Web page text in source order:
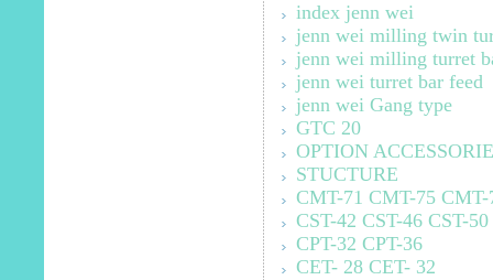
index jenn wei
jenn wei milling twin
jenn wei milling turret
jenn wei turret bar feed
jenn wei Gang type
GTC 20
OPTION
STUCTURE
CMT-71 CMT-75 CMT-
CST-42 CST-46 CST-50
CPT-32 CPT-36
CET- 28 CET- 32